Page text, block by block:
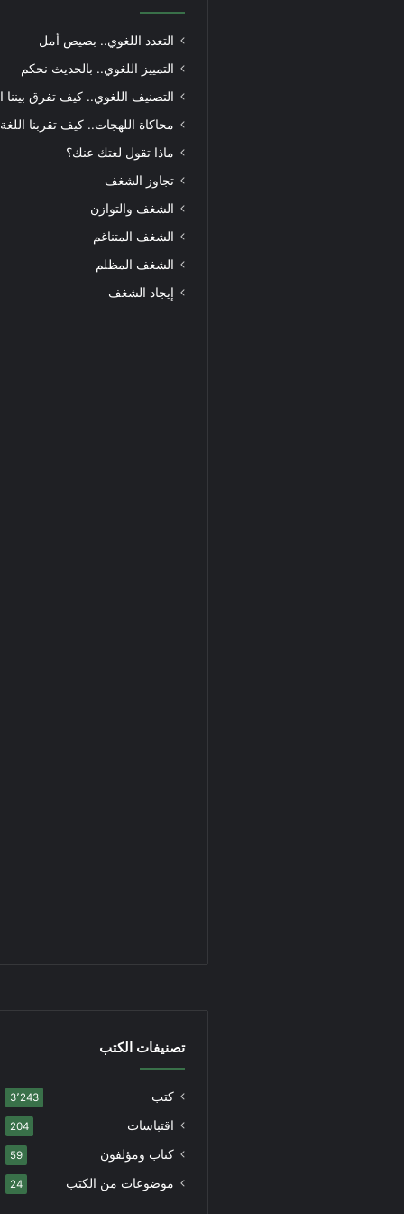
التعدد اللغوي.. بصيص أمل
التمييز اللغوي.. بالحديث نحكم
التصنيف اللغوي.. كيف تفرق بيننا
محاكاة اللهجات.. كيف تقربنا
ماذا تقول لغتك عنك؟
تجاوز الشغف
الشغف والتوازن
الشغف المتناغم
الشغف المظلم
إيجاد الشغف
تصنيفات الكتب
كتب 3٬243
اقتباسات 204
كتاب ومؤلفون 59
موضوعات من الكتب 24